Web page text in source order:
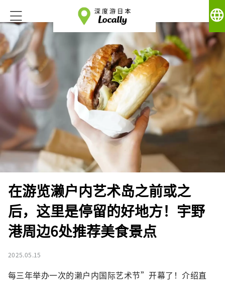
language
在游览濑户内艺术岛之前或之
后，这里是停留的好地方！宇野
港周边6处推荐美食景点
2025.05.15
每三年举办一次的濑户内国际艺术节”开幕了！介绍直